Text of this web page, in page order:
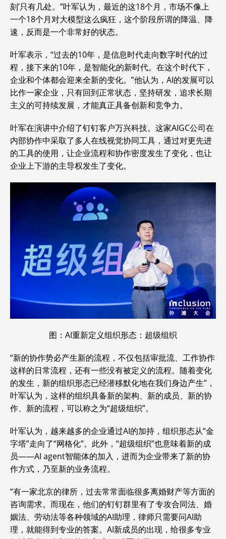
刻’只有几处。”叶军认为，最近的这18个月，市场不像上
一个18个月对大模型这么疯狂，这个阶段所谓的降温、降
速，反而是一个非常好的状态。
叶军表示，“过去的10年，是信息时代走向数字时代的过
程，接下来的10年，是智能化的新时代。在这个时代下，
企业和个体都会迎来全新的变化。”他认为，AI的发展可以
比作一家企业，只有回到正常状态，坚持研发，追求长期
主义的可持续发展，才能真正具备创新和竞争力。
叶军在演讲中介绍了钉钉客户万兴科技。这家AIGC公司在
内部协作中采取了多人在线视觉协同工具，通过对更先进
的工具的使用，让企业流程和协作密度发生了变化，也让
企业上下游的主导权发生了变化。
图：AI重新定义组织形态：超级组织
“新的协作势必产生新的流程，不仅包括审批流、工作协作
这样的日常流程，还有一些没有被定义的流程。随着变化
的发生，新的组织形态已经潜移默化地在我们身边产生”，
叶军认为，这样的组织具备新的架构、新的成员、新的协
作、新的流程，可以称之为“超级组织”。
叶军认为，越来越多的企业通过AI的加持，组织形态从“金
字塔”走向了“网格化”。此外，“超级组织”也意味着新的成
员——AI agent智能体的加入，进而为企业带来了新的协
作方式，乃至新的业务流程。
“有一家北京的律所，过去常常面临很多离婚财产等方面的
咨询需求。而现在，他们的钉钉群里有了专攻合同法、婚
姻法、劳动法等各种领域的AI助理，律师只需要问AI助
理，就能得到专业的答案。AI新成员的出现，给很多专业